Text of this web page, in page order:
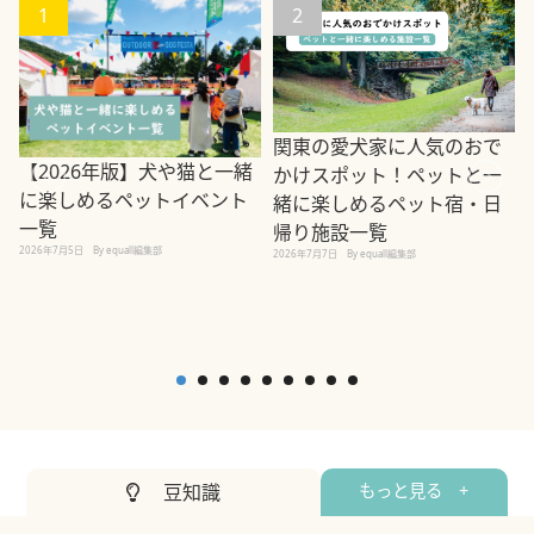
1
【2026年版】犬や猫と一緒
に楽しめるペットイベント
一覧
2026年7月5日 By equall編集部
2
関東の愛犬家に人気のおで
かけスポット！ペットと一
緒に楽しめるペット宿・日
帰り施設一覧
2026年7月7日 By equall編集部
豆知識 もっと見る +